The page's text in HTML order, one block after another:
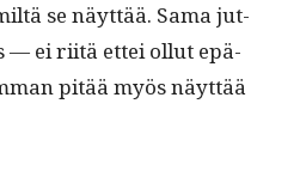
se näyt­tää. Sama jut­
— ei riitä ettei ollut epä­
pitää myös näyt­tää